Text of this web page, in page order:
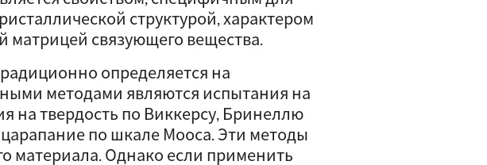
структурой, характером
матрицей связующего вещества.
определяется на
методами являются испытания на
на твердость по Виккерсу, Бринеллю
по шкале Мооса. Эти методы
материала. Однако если применить